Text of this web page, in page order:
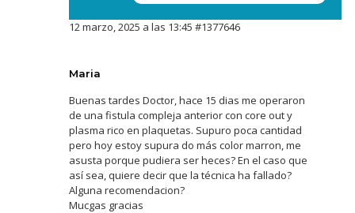
12 marzo, 2025 a las 13:45 #1377646
Maria
Buenas tardes Doctor, hace 15 dias me operaron
de una fistula compleja anterior con core out y
plasma rico en plaquetas. Supuro poca cantidad
pero hoy estoy supura do más color marron, me
asusta porque pudiera ser heces? En el caso que
así sea, quiere decir que la técnica ha fallado?
Alguna recomendacion?
Mucgas gracias